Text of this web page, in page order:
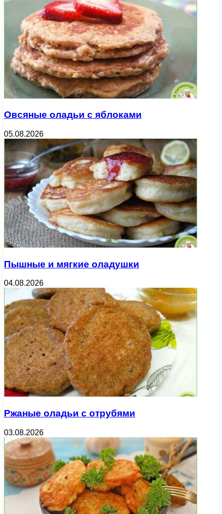
Овсяные оладьи с яблоками
05.08.2026
Пышные и мягкие оладушки
04.08.2026
Ржаные оладьи с отрубями
03.08.2026